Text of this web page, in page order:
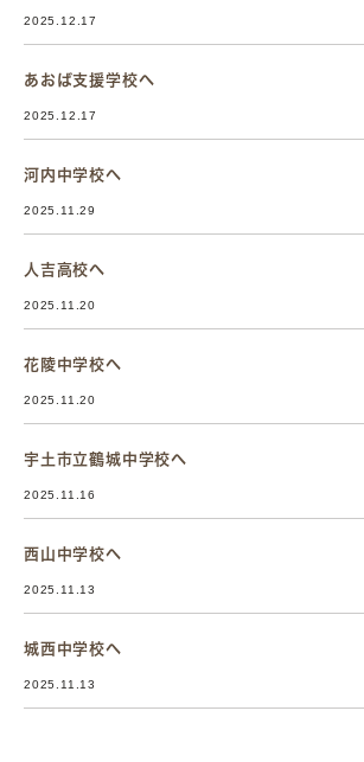
2025.12.17
あおば支援学校へ
2025.12.17
河内中学校へ
2025.11.29
人吉高校へ
2025.11.20
花陵中学校へ
2025.11.20
宇土市立鶴城中学校へ
2025.11.16
西山中学校へ
2025.11.13
城西中学校へ
2025.11.13